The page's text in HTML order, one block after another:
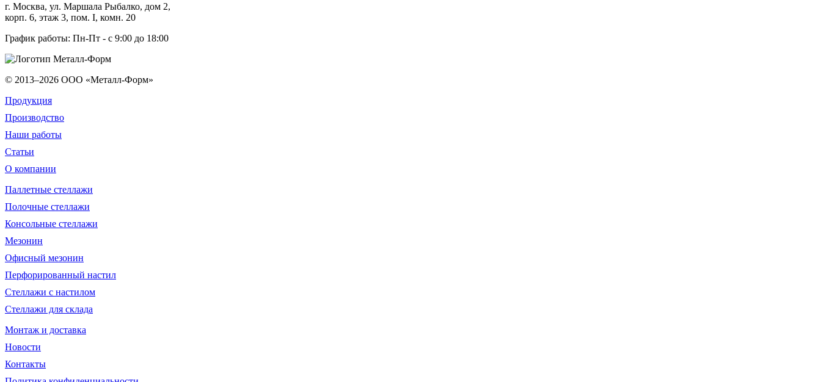
г. Москва, ул. Маршала Рыбалко, дом 2,
корп. 6, этаж 3, пом. I, комн. 20
График работы: Пн-Пт - с 9:00 до 18:00
© 2013–2026 ООО «Металл-Форм»
Продукция
Производство
Наши работы
Статьи
О компании
Паллетные стеллажи
Полочные стеллажи
Консольные стеллажи
Мезонин
Офисный мезонин
Перфорированный настил
Стеллажи с настилом
Стеллажи для склада
Монтаж и доставка
Новости
Контакты